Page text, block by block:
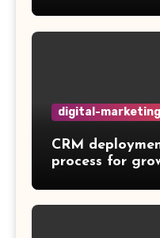
digital-
CRM
process for